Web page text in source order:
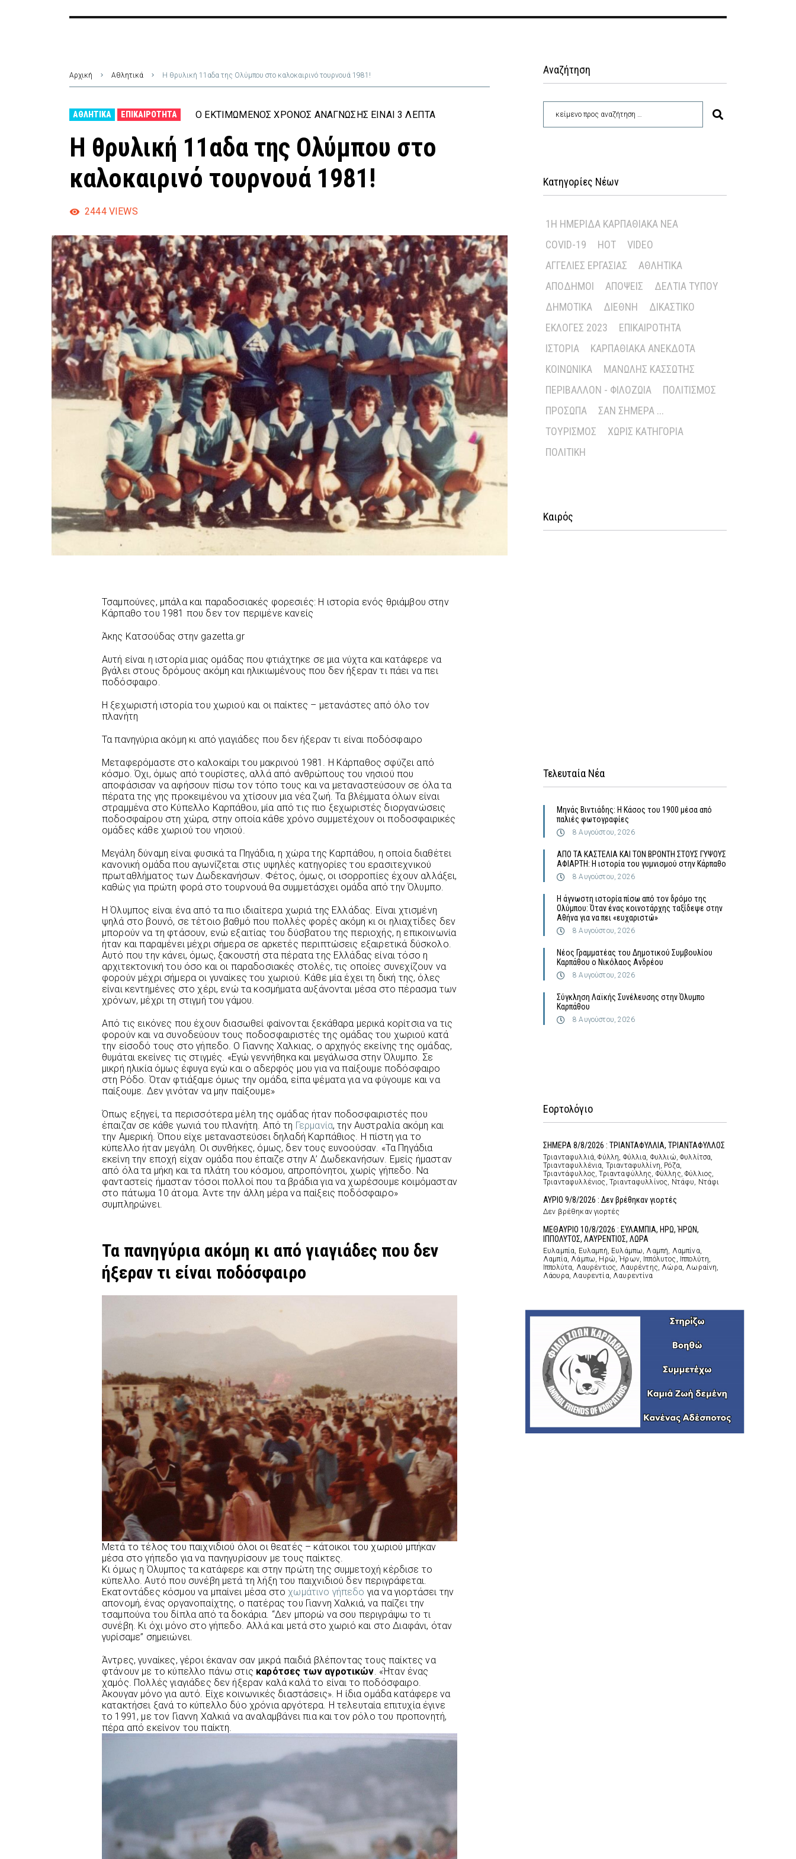
Αρχική Αθλητικά Η θρυλική 11αδα της Ολύμπου στο καλοκαιρινό τουρνουά 1981!
ΑΘΛΗΤΙΚΆ ΕΠΙΚΑΙΡΌΤΗΤΑ Ο ΕΚΤΙΜΏΜΕΝΟΣ ΧΡΌΝΟΣ ΑΝΆΓΝΩΣΗΣ ΕΊΝΑΙ 3 ΛΕΠΤΆ
Η θρυλική 11αδα της Ολύμπου στο
καλοκαιρινό τουρνουά 1981!
2444 VIEWS
Τσαμπούνες, μπάλα και παραδοσιακές φορεσιές: Η ιστορία ενός θριάμβου στην
Κάρπαθο του 1981 που δεν τον περιμένε κανείς
Άκης Κατσούδας στην gazetta.gr
Αυτή είναι η ιστορία μιας ομάδας που φτιάχτηκε σε μια νύχτα και κατάφερε να
βγάλει στους δρόμους ακόμη και ηλικιωμένους που δεν ήξεραν τι πάει να πει
ποδόσφαιρο.
Η ξεχωριστή ιστορία του χωριού και οι παίκτες – μετανάστες από όλο τον
πλανήτη
Τα πανηγύρια ακόμη κι από γιαγιάδες που δεν ήξεραν τι είναι ποδόσφαιρο
Μεταφερόμαστε στο καλοκαίρι του μακρινού 1981. Η Κάρπαθος σφύζει από
κόσμο. Όχι, όμως από τουρίστες, αλλά από ανθρώπους του νησιού που
αποφάσισαν να αφήσουν πίσω τον τόπο τους και να μεταναστεύσουν σε όλα τα
πέρατα της γης προκειμένου να χτίσουν μια νέα ζωή. Τα βλέμματα όλων είναι
στραμμένα στο Κύπελλο Καρπάθου, μία από τις πιο ξεχωριστές διοργανώσεις
ποδοσφαίρου στη χώρα, στην οποία κάθε χρόνο συμμετέχουν οι ποδοσφαιρικές
ομάδες κάθε χωριού του νησιού.
Μεγάλη δύναμη είναι φυσικά τα Πηγάδια, η χώρα της Καρπάθου, η οποία διαθέτει
κανονική ομάδα που αγωνίζεται στις υψηλές κατηγορίες του ερασιτεχνικού
πρωταθλήματος των Δωδεκανήσων. Φέτος, όμως, οι ισορροπίες έχουν αλλάξει,
καθώς για πρώτη φορά στο τουρνουά θα συμμετάσχει ομάδα από την Όλυμπο.
Η Όλυμπος είναι ένα από τα πιο ιδιαίτερα χωριά της Ελλάδας. Είναι χτισμένη
ψηλά στο βουνό, σε τέτοιο βαθμό που πολλές φορές ακόμη κι οι ηλιαχτίδες δεν
μπορούν να τη φτάσουν, ενώ εξαιτίας του δύσβατου της περιοχής, η επικοινωνία
ήταν και παραμένει μέχρι σήμερα σε αρκετές περιπτώσεις εξαιρετικά δύσκολο.
Αυτό που την κάνει, όμως, ξακουστή στα πέρατα της Ελλάδας είναι τόσο η
αρχιτεκτονική του όσο και οι παραδοσιακές στολές, τις οποίες συνεχίζουν να
φορούν μέχρι σήμερα οι γυναίκες του χωριού. Κάθε μία έχει τη δική της, όλες
είναι κεντημένες στο χέρι, ενώ τα κοσμήματα αυξάνονται μέσα στο πέρασμα των
χρόνων, μέχρι τη στιγμή του γάμου.
Από τις εικόνες που έχουν διασωθεί φαίνονται ξεκάθαρα μερικά κορίτσια να τις
φορούν και να συνοδεύουν τους ποδοσφαιριστές της ομάδας του χωριού κατά
την είσοδό τους στο γήπεδο. Ο Γιαννης Χαλκιας, ο αρχηγός εκείνης της ομάδας,
θυμάται εκείνες τις στιγμές. «Εγώ γεννήθηκα και μεγάλωσα στην Όλυμπο. Σε
μικρή ηλικία όμως έφυγα εγώ και ο αδερφός μου για να παίξουμε ποδόσφαιρο
στη Ρόδο. Όταν φτιάξαμε όμως την ομάδα, είπα ψέματα για να φύγουμε και να
παίξουμε. Δεν γινόταν να μην παίξουμε»
Όπως εξηγεί, τα περισσότερα μέλη της ομάδας ήταν ποδοσφαιριστές που
έπαιζαν σε κάθε γωνιά του πλανήτη. Από τη Γερμανία, την Αυστραλία ακόμη και
την Αμερική. Όπου είχε μεταναστεύσει δηλαδή Καρπάθιος. Η πίστη για το
κύπελλο ήταν μεγάλη. Οι συνθήκες, όμως, δεν τους ευνοούσαν. «Τα Πηγάδια
εκείνη την εποχή είχαν ομάδα που έπαιζε στην Α’ Δωδεκανήσων. Εμείς ήμασταν
από όλα τα μήκη και τα πλάτη του κόσμου, απροπόνητοι, χωρίς γήπεδο. Να
φανταστείς ήμασταν τόσοι πολλοί που τα βράδια για να χωρέσουμε κοιμόμασταν
στο πάτωμα 10 άτομα. Άντε την άλλη μέρα να παίξεις ποδόσφαιρο»
συμπληρώνει.
Τα πανηγύρια ακόμη κι από γιαγιάδες που δεν
ήξεραν τι είναι ποδόσφαιρο
Μετά το τέλος του παιχνιδιού όλοι οι θεατές – κάτοικοι του χωριού μπήκαν
μέσα στο γήπεδο για να πανηγυρίσουν με τους παίκτες.
Κι όμως η Όλυμπος τα κατάφερε και στην πρώτη της συμμετοχή κέρδισε το
κύπελλο. Αυτό που συνέβη μετά τη λήξη του παιχνιδιού δεν περιγράφεται.
Εκατοντάδες κόσμου να μπαίνει μέσα στοχωμάτινο γήπεδο για να γιορτάσει την
απονομή, ένας οργανοπαίχτης, ο πατέρας του Γιαννη Χαλκιά, να παίζει την
τσαμπούνα του δίπλα από τα δοκάρια. “Δεν μπορώ να σου περιγράψω το τι
συνέβη. Κι όχι μόνο στο γήπεδο. Αλλά και μετά στο χωριό και στο Διαφάνι, όταν
γυρίσαμε” σημειώνει.
Άντρες, γυναίκες, γέροι έκαναν σαν μικρά παιδιά βλέποντας τους παίκτες να
φτάνουν με το κύπελλο πάνω στις καρότσες των αγροτικών. «Ήταν ένας
χαμός. Πολλές γιαγιάδες δεν ήξεραν καλά καλά το είναι το ποδόσφαιρο.
Άκουγαν μόνο για αυτό. Είχε κοινωνικές διαστάσεις». Η ίδια ομάδα κατάφερε να
κατακτήσει ξανά το κύπελλο δύο χρόνια αργότερα. Η τελευταία επιτυχία έγινε
το 1991, με τον Γιαννη Χαλκιά να αναλαμβάνει πια και τον ρόλο του προπονητή,
πέρα από εκείνον του παίκτη.
Αναζήτηση
Κατηγορίες Νέων
1Η ΗΜΕΡΊΔΑ ΚΑΡΠΑΘΙΑΚΆ ΝΈΑ
COVID-19
HOT
VIDEO
ΑΓΓΕΛΊΕΣ ΕΡΓΑΣΊΑΣ
ΑΘΛΗΤΙΚΆ
ΑΠΌΔΗΜΟΙ
ΑΠΌΨΕΙΣ
ΔΕΛΤΊΑ ΤΎΠΟΥ
ΔΗΜΟΤΙΚΆ
ΔΙΕΘΝΉ
ΔΙΚΑΣΤΙΚΌ
ΕΚΛΟΓΈΣ 2023
ΕΠΙΚΑΙΡΌΤΗΤΑ
ΙΣΤΟΡΊΑ
ΚΑΡΠΑΘΙΑΚΆ ΑΝΈΚΔΟΤΑ
ΚΟΙΝΩΝΙΚΆ
ΜΑΝΏΛΗΣ ΚΑΣΣΏΤΗΣ
ΠΕΡΙΒΆΛΛΟΝ - ΦΙΛΟΖΩΊΑ
ΠΟΛΙΤΙΣΜΌΣ
ΠΡΌΣΩΠΑ
ΣΑΝ ΣΉΜΕΡΑ ...
ΤΟΥΡΙΣΜΌΣ
ΧΩΡΊΣ ΚΑΤΗΓΟΡΊΑ
ΠΟΛΙΤΙΚΉ
Καιρός
Τελευταία Νέα
Μηνάς Βιντιάδης: Η Κάσος του 1900 μέσα από
παλιές φωτογραφίες
8 Αυγούστου, 2026
ΑΠΟ ΤΑ ΚΑΣΤΕΛΙΑ ΚΑΙ ΤΟΝ ΒΡΟΝΤΗ ΣΤΟΥΣ ΓΥΨΟΥΣ
ΑΦΙΑΡΤΗ: Η ιστορία του γυμνισμού στην Κάρπαθο
8 Αυγούστου, 2026
Η άγνωστη ιστορία πίσω από τον δρόμο της
Ολύμπου: Όταν ένας κοινοτάρχης ταξίδεψε στην
Αθήνα για να πει «ευχαριστώ»
8 Αυγούστου, 2026
Νέος Γραμματέας του Δημοτικού Συμβουλίου
Καρπάθου ο Νικόλαος Ανδρέου
8 Αυγούστου, 2026
Σύγκληση Λαϊκής Συνέλευσης στην Όλυμπο
Καρπάθου
8 Αυγούστου, 2026
Εορτολόγιο
ΣΗΜΕΡΑ 8/8/2026 : ΤΡΙΑΝΤΑΦΥΛΛΙΑ, ΤΡΙΑΝΤΑΦΥΛΛΟΣ
Τριανταφυλλιά, Φύλλη, Φύλλια, Φυλλιώ, Φυλλίτσα,
Τριανταφυλλένια, Τριανταφυλλίνη, Ρόζα,
Τριαντάφυλλος, Τριανταφύλλης, Φύλλης, Φύλλιος,
Τριανταφυλλένιος, Τριανταφυλλίνος, Ντάφυ, Ντάφι
ΑΥΡΙΟ 9/8/2026 : Δεν βρέθηκαν γιορτές
Δεν βρέθηκαν γιορτές
ΜΕΘΑΥΡΙΟ 10/8/2026 : ΕΥΛΑΜΠΙΑ, ΗΡΩ, ΉΡΩΝ,
ΙΠΠΟΛΥΤΟΣ, ΛΑΥΡΕΝΤΙΟΣ, ΛΩΡΑ
Ευλαμπία, Ευλαμπή, Ευλάμπω, Λαμπή, Λαμπίνα,
Λαμπία, Λάμπω, Ηρώ, Ήρων, Ιππόλυτος, Ιππολύτη,
Ιππολύτα, Λαυρέντιος, Λαυρέντης, Λώρα, Λωραίνη,
Λάουρα, Λαυρεντία, Λαυρεντίνα